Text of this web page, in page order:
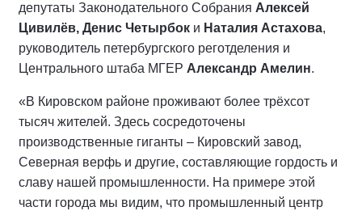
депутаты Законодательного Собрания Алексей
Цивилёв, Денис Четырбок и Наталия Астахова,
руководитель петербургского реготделения и
Центрального штаба МГЕР Александр Амелин.
«В Кировском районе проживают более трёхсот
тысяч жителей. Здесь сосредоточены
производственные гиганты – Кировский завод,
Северная верфь и другие, составляющие гордость и
славу нашей промышленности. На примере этой
части города мы видим, что промышленный центр